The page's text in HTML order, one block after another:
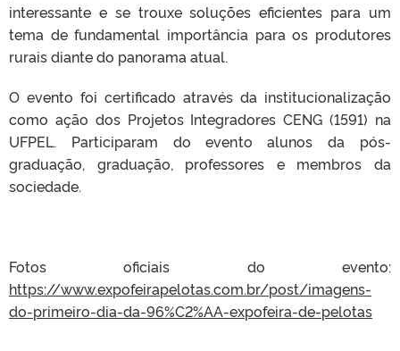
interessante e se trouxe soluções eficientes para um
tema de fundamental importância para os produtores
rurais diante do panorama atual.
O evento foi certificado através da institucionalização
como ação dos Projetos Integradores CENG (1591) na
UFPEL. Participaram do evento alunos da pós-
graduação, graduação, professores e membros da
sociedade.
Fotos oficiais do evento:
https://www.expofeirapelotas.com.br/post/imagens-
do-primeiro-dia-da-96%C2%AA-expofeira-de-pelotas